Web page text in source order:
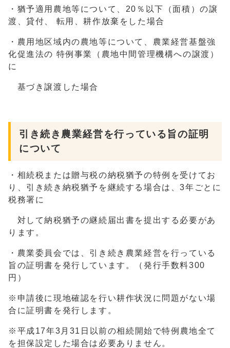
・猶予適用農地等について、20％以下（面積）の譲
渡、貸付、 転用、耕作放棄をした場合
・農用地区域内の農地等について、農業経営基盤強
化促進法の 特例事業（農地中間管理機構への譲渡）
に
基づき譲渡した場合
引き続き農業経営を行っている旨の証明
について
・相続税または贈与税の納税猶予の特例を受けてお
り、引き続き納税猶予を継続する場合は、3年ごとに
税務署に
対して納税猶予の継続届出書を提出する必要があ
ります。
・農業委員会では、引き続き農業経営を行っている
旨の証明書を発行しています。（発行手数料300
円）
※申請後に現地確認を行い耕作状況に問題がない場
合に証明書を発行します。
※平成17年3月31日以前の相続開始で特例農地全て
を担保設定した場合は必要ありません。